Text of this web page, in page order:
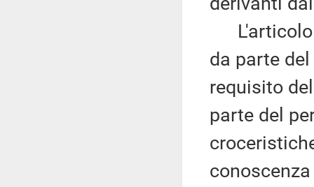
L'articolo
da parte
requisito
parte del